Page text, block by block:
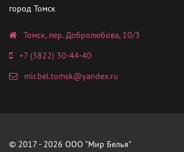
город Томск
Томск, пер. Добролюбова, 10/3
+7 (3822) 30-44-40
mir.bel.tomsk@yandex.ru
© 2017 - 2026 ООО "Мир Белья"